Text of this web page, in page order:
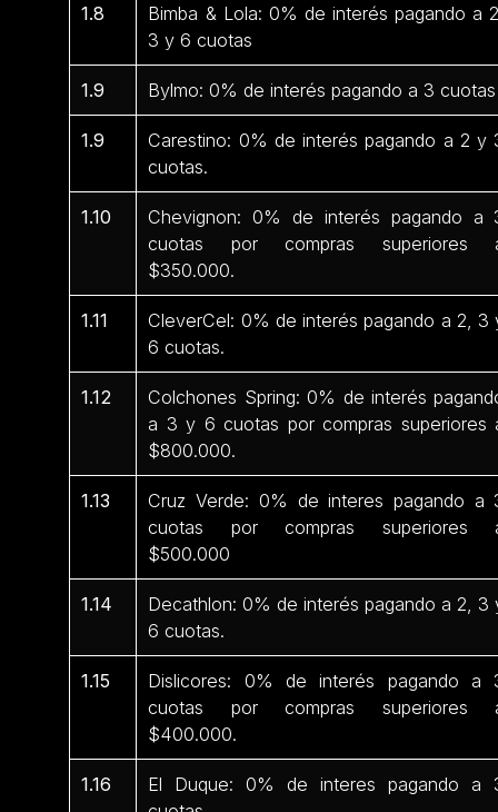
1.8
Bimba & Lola: 0% de interés pagando a
3 y 6 cuotas
1.9 Bylmo: 0% de interés pagando a 3 cuotas
1.9
Carestino: 0% de interés pagando a 2 y
cuotas.
1.10
Chevignon: 0% de interés pagando a
cuotas por compras superiores
$350.000.
1.11
CleverCel: 0% de interés pagando a 2, 3
6 cuotas.
1.12
Colchones Spring: 0% de interés
a 3 y 6 cuotas por compras superiores
$800.000.
1.13
Cruz Verde: 0% de interes pagando a
cuotas por compras superiores
$500.000
1.14
Decathlon: 0% de interés pagando a 2, 3
6 cuotas.
1.15
Dislicores: 0% de interés pagando a
cuotas por compras superiores
$400.000.
1.16
El Duque: 0% de interes pagando a